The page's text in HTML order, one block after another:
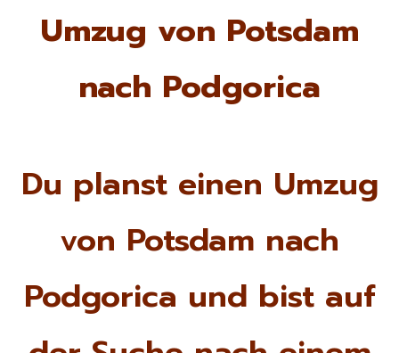
Umzug von Potsdam
nach Podgorica
Du planst einen Umzug
von Potsdam nach
Podgorica und bist auf